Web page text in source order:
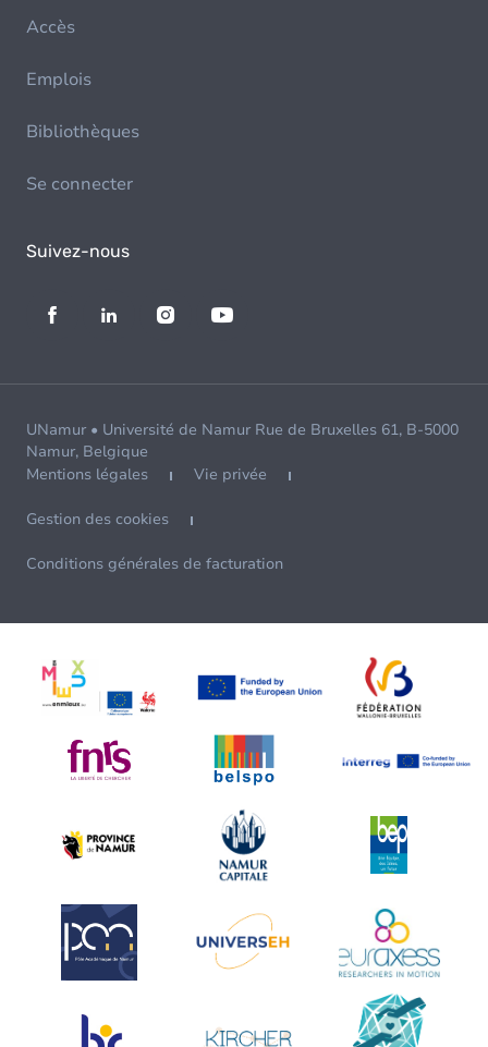
Accès
Emplois
Bibliothèques
Se connecter
Suivez-nous
UNamur • Université de Namur Rue de Bruxelles 61, B-5000
Namur, Belgique
Mentions légales
Vie privée
Gestion des cookies
Conditions générales de facturation